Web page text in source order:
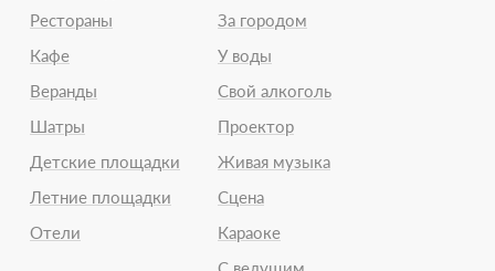
Рестораны
Кафе
Веранды
Шатры
Детские площадки
Летние площадки
Отели
За городом
У воды
Свой алкоголь
Проектор
Живая музыка
Сцена
Караоке